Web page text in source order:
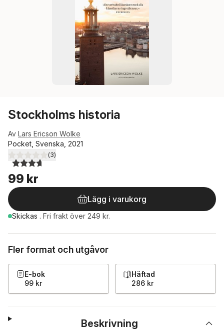
Stockholms historia
Av Lars Ericson Wolke
Pocket, Svenska, 2021
3,7utav 5 stjärnor. Totalt antal röster:
(3)
99 kr
Lägg i varukorg
Skickas . Fri frakt över 249 kr.
Fler format och utgåvor
E-bok
99 kr
Häftad
286 kr
Beskrivning